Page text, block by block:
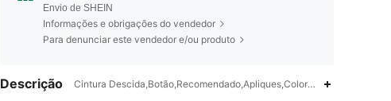
Envio de SHEIN
Informações e obrigações do vendedor
Para denunciar este vendedor e/ou produto
Descrição Cintura Descida,Botão,Recomendado,Apliques,Colorblock